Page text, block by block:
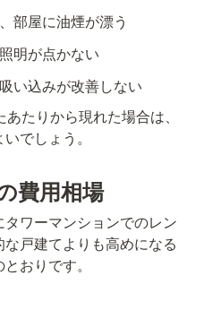
部屋に油煙が漂う
明が点かない
い込みが改善しない
たりから現れた場合は、
でしょう。
費用相場
ワーマンションでのレン
戸建てよりも高めになる
おりです。